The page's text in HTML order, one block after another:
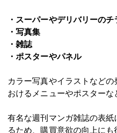
・スーパーやデリバリーのチ
・写真集
・雑誌
・ポスターやパネル
カラー写真やイラストなど
おけるメニューやポスターな
有名な週刊マンガ雑誌の表
るため、購買意欲の向上に